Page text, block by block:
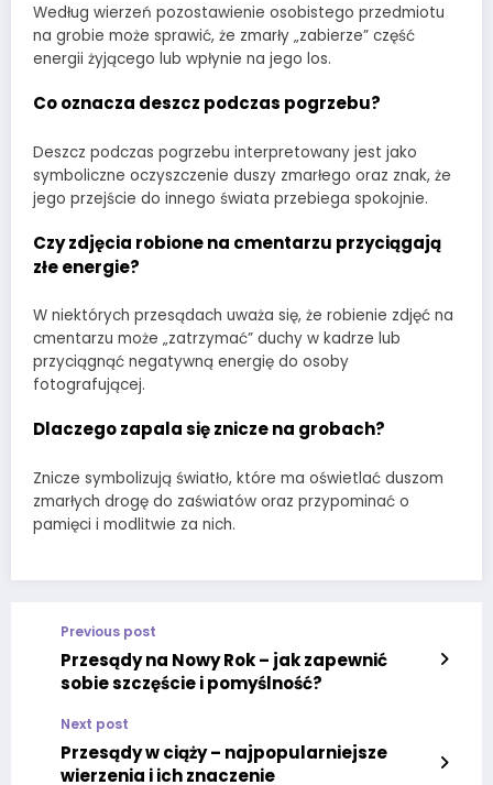
Według wierzeń pozostawienie osobistego przedmiotu
na grobie może sprawić, że zmarły „zabierze” część
energii żyjącego lub wpłynie na jego los.
Co oznacza deszcz podczas pogrzebu?
Deszcz podczas pogrzebu interpretowany jest jako
symboliczne oczyszczenie duszy zmarłego oraz znak, że
jego przejście do innego świata przebiega spokojnie.
Czy zdjęcia robione na cmentarzu przyciągają
złe energie?
W niektórych przesądach uważa się, że robienie zdjęć na
cmentarzu może „zatrzymać” duchy w kadrze lub
przyciągnąć negatywną energię do osoby
fotografującej.
Dlaczego zapala się znicze na grobach?
Znicze symbolizują światło, które ma oświetlać duszom
zmarłych drogę do zaświatów oraz przypominać o
pamięci i modlitwie za nich.
Previous post
Przesądy na Nowy Rok – jak zapewnić
sobie szczęście i pomyślność?
Next post
Przesądy w ciąży – najpopularniejsze
wierzenia i ich znaczenie